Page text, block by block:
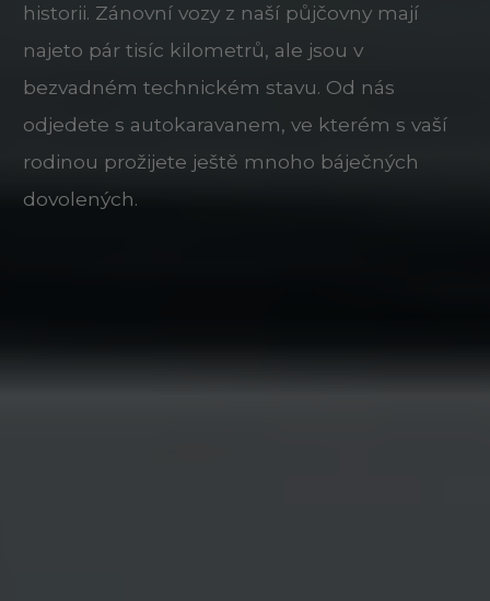
historii. Zánovní vozy z naší půjčovny mají
najeto pár tisíc kilometrů, ale jsou v
bezvadném technickém stavu. Od nás
odjedete s autokaravanem, ve kterém s vaší
rodinou prožijete ještě mnoho báječných
dovolených.